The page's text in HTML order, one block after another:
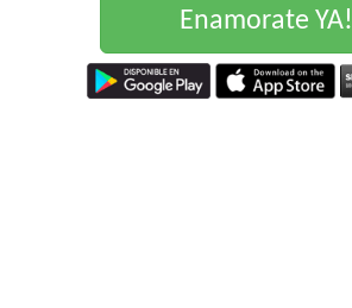
Enamorate YA!